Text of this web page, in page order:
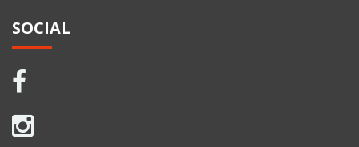
SOCIAL